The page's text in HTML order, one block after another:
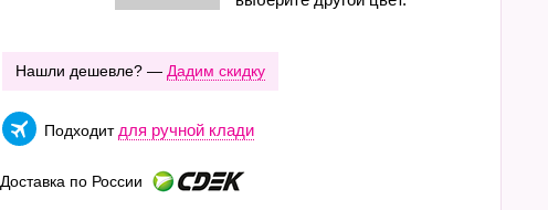
Нашли дешевле? — Дадим скидку
Подходит для ручной клади
Доставка по России